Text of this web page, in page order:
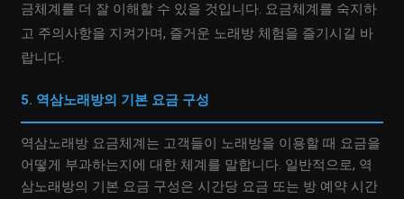
금체계를 더 잘 이해할 수 있을 것입니다. 요금체계를 숙지하
고 주의사항을 지켜가며, 즐거운 노래방 체험을 즐기시길 바
랍니다.
5. 역삼노래방의 기본 요금 구성
역삼노래방 요금체계는 고객들이 노래방을 이용할 때 요금을
어떻게 부과하는지에 대한 체계를 말합니다. 일반적으로, 역
삼노래방의 기본 요금 구성은 시간당 요금 또는 방 예약 시간